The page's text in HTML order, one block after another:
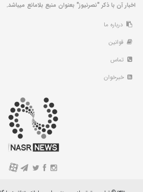
اخبار آن با ذکر "نصرنیوز" بعنوان منبع بلامانع میباشد.
درباره ما
قوانین
تماس
خبرخوان
A